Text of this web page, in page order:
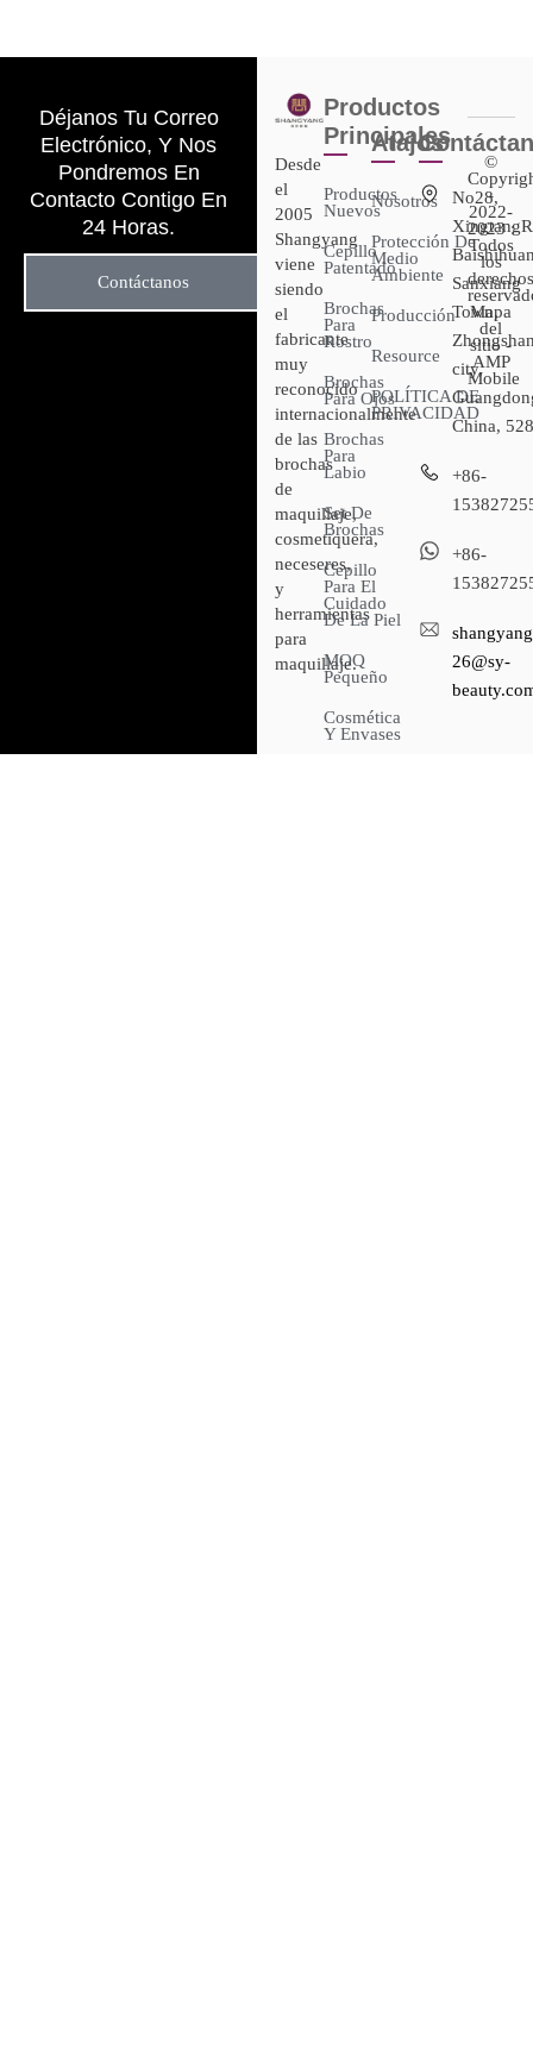
Déjanos Tu Correo
Electrónico, Y Nos
Pondremos En
Contacto Contigo En
24 Horas.
Contáctanos
Desde
el
2005
Shangyang
viene
siendo
el
fabricante
muy
reconocido
internacionalmente
de las
brochas
de
maquillaje,
cosmetiquera,
neceseres,
y
herramientas
para
maquillaje.
Productos
Principales
Productos
Nuevos
Cepillo
Patentado
Brochas
Para
Rostro
Brochas
Para Ojos
Brochas
Para
Labio
Set De
Brochas
Cepillo
Para El
Cuidado
De La Piel
MOQ
Pequeño
Cosmética
Y Envases
Atajos
Nosotros
Protección De
Medio
Ambiente
Producción
Resource
POLÍTICA DE
PRIVACIDAD
No28,
Sanxiang
Town,
city,
China,
+86-
+86-
26@sy-
©
-
2022-
2023 :
Todos
los
derechos
Mapa
del
sitio -
AMP
Mobile